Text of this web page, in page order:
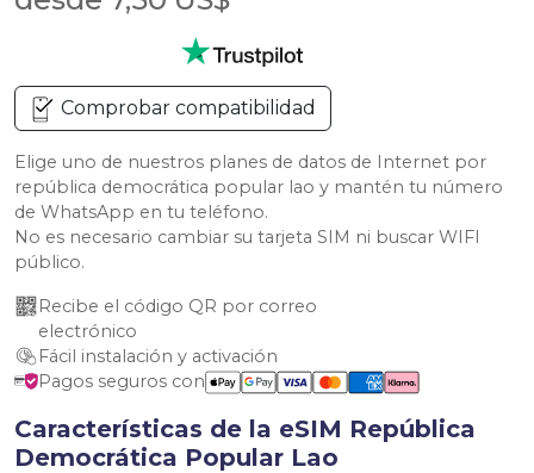
Comprobar compatibilidad
Elige uno de nuestros planes de datos de Internet por
república democrática popular lao y mantén tu número
de WhatsApp en tu teléfono.
No es necesario cambiar su tarjeta SIM ni buscar WIFI
público.
Recibe el código QR por correo
electrónico
Fácil instalación y activación
Pagos seguros con
Características de la eSIM República
Democrática Popular Lao